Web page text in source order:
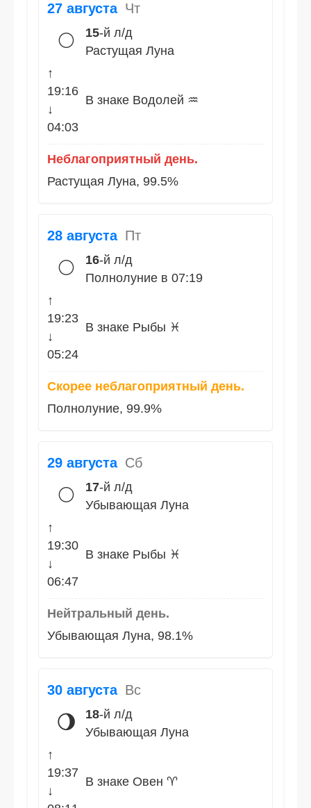
27 августа Чт
🌕 15-й л/д
Растущая Луна
↑
19:16
↓
04:03
В знаке Водолей ♒
Неблагоприятный день.
Растущая Луна, 99.5%
28 августа Пт
🌕 16-й л/д
Полнолуние в 07:19
↑
19:23
↓
05:24
В знаке Рыбы ♓
Скорее неблагоприятный день.
Полнолуние, 99.9%
29 августа Сб
🌕 17-й л/д
Убывающая Луна
↑
19:30
↓
06:47
В знаке Рыбы ♓
Нейтральный день.
Убывающая Луна, 98.1%
30 августа Вс
🌖 18-й л/д
Убывающая Луна
↑
19:37
↓
В знаке Овен ♈